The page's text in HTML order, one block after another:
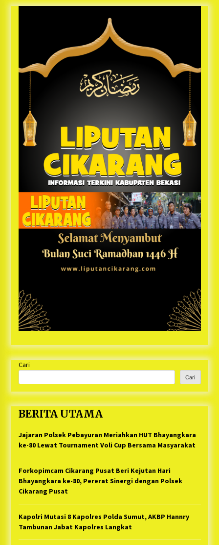
Cari
Cari
BERITA UTAMA
Jajaran Polsek Pebayuran Meriahkan HUT Bhayangkara
ke-80 Lewat Tournament Voli Cup Bersama Masyarakat
Forkopimcam Cikarang Pusat Beri Kejutan Hari
Bhayangkara ke-80, Pererat Sinergi dengan Polsek
Cikarang Pusat
Kapolri Mutasi 8 Kapolres Polda Sumut, AKBP Hannry
Tambunan Jabat Kapolres Langkat